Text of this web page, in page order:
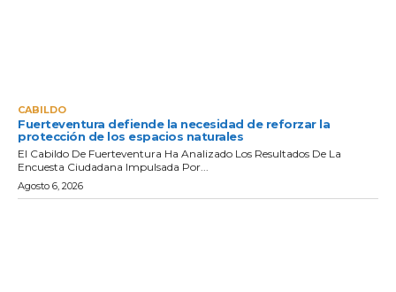
CABILDO
Fuerteventura defiende la necesidad de reforzar la
protección de los espacios naturales
El Cabildo De Fuerteventura Ha Analizado Los Resultados De La
Encuesta Ciudadana Impulsada Por...
Agosto 6, 2026